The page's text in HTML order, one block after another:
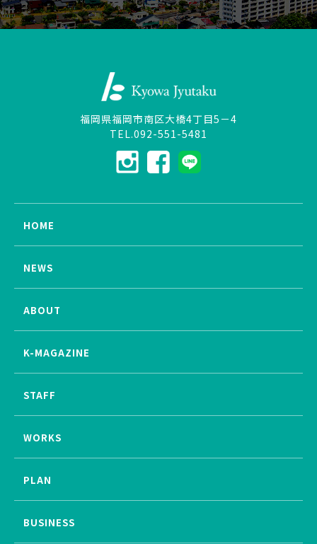
福岡県福岡市南区大橋4丁目5－4
TEL.092-551-5481
HOME
NEWS
ABOUT
K-MAGAZINE
STAFF
WORKS
PLAN
BUSINESS